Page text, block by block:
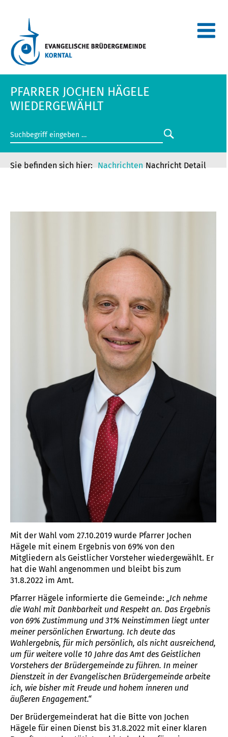
PFARRER JOCHEN HÄGELE
WIEDERGEWÄHLT
Nachrichten Nachricht Detail
Mit der Wahl vom 27.10.2019 wurde Pfarrer Jochen
Hägele mit einem Ergebnis von 69% von den
Mitgliedern als Geistlicher Vorsteher wiedergewählt. Er
hat die Wahl angenommen und bleibt bis zum
31.8.2022 im Amt.
Pfarrer Hägele informierte die Gemeinde: „Ich nehme
die Wahl mit Dankbarkeit und Respekt an. Das Ergebnis
von 69% Zustimmung und 31% Neinstimmen liegt unter
meiner persönlichen Erwartung. Ich deute das
Wahlergebnis, für mich persönlich, als nicht ausreichend,
um für weitere volle 10 Jahre das Amt des Geistlichen
Vorstehers der Brüdergemeinde zu führen. In meiner
Dienstzeit in der Evangelischen Brüdergemeinde arbeite
ich, wie bisher mit Freude und hohem inneren und
äußeren Engagement.“
Der Brüdergemeinderat hat die Bitte von Jochen
Hägele für einen Dienst bis 31.8.2022 mit einer klaren